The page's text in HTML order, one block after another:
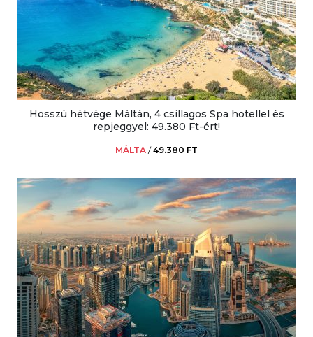
Hosszú hétvége Máltán, 4 csillagos Spa hotellel és
repjeggyel: 49.380 Ft-ért!
MÁLTA /49.380 FT